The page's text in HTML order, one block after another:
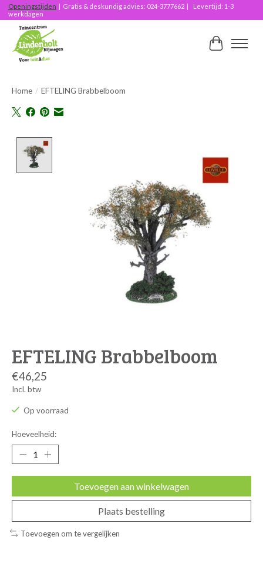
Openingstijden | Gratis & deskundig advies: 024-3777662 | Levertijd: 1-3
werkdagen
Home / EFTELING Brabbelboom
EFTELING Brabbelboom
€46,25
Incl. btw
Op voorraad
Hoeveelheid:
Toevoegen aan winkelwagen
Plaats bestelling
Toevoegen om te vergelijken